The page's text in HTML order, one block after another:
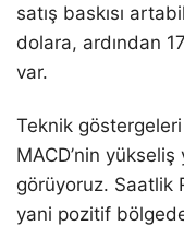
satış baskısı
dolara, ardından
var.
Teknik göstergeleri
MACD’nin yükseliş
görüyoruz. Saatlik
yani pozitif